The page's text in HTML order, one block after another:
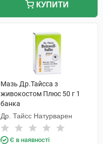
КУПИТИ
Мазь Др.Тайсса з
живокостом Плюс 50 г 1
банка
Др. Тайсс Натурварен
Є в наявності